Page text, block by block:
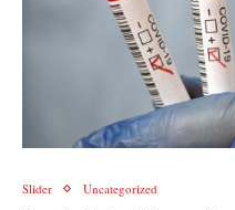
Slider Uncategorized